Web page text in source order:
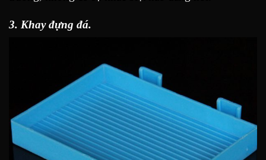
3. Khay đựng đá.